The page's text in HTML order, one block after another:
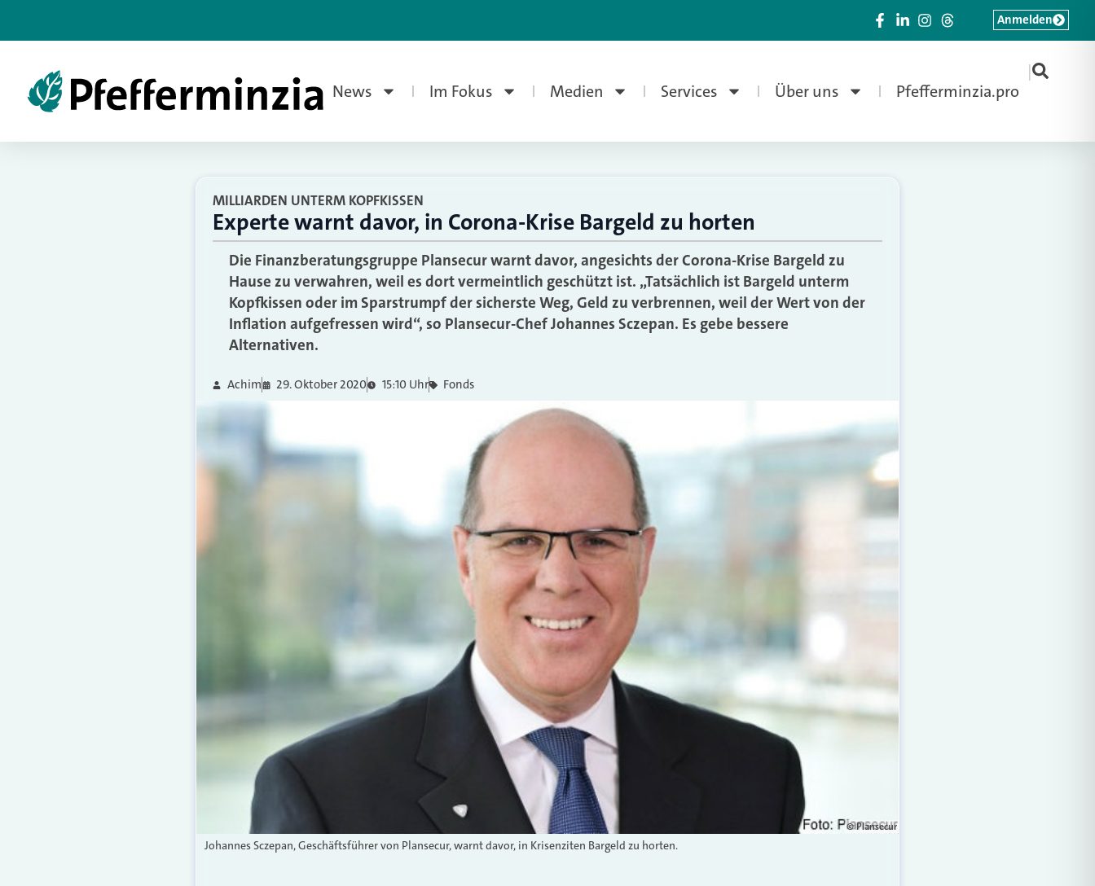
News Im Fokus Medien Services Über uns Pfefferminzia.pro
|
Anmelden
MILLIARDEN UNTERM KOPFKISSEN
Experte warnt davor, in Corona-Krise Bargeld zu horten
Die Finanzberatungsgruppe Plansecur warnt davor, angesichts der Corona-Krise Bargeld zu
Hause zu verwahren, weil es dort vermeintlich geschützt ist. „Tatsächlich ist Bargeld unterm
Kopfkissen oder im Sparstrumpf der sicherste Weg, Geld zu verbrennen, weil der Wert von der
Inflation aufgefressen wird“, so Plansecur-Chef Johannes Sczepan. Es gebe bessere
Alternativen.
Achim 29. Oktober 2020 15:10 Uhr Fonds
© Plansecur
Johannes Sczepan, Geschäftsführer von Plansecur, warnt davor, in Krisenziten Bargeld zu horten.